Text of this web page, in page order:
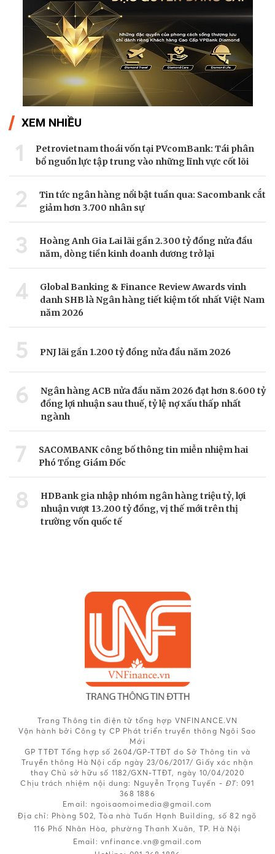
XEM NHIỀU
1
Petrovietnam thoái vốn tại PVcomBank: Tái phân
bổ nguồn lực tập trung vào những lĩnh vực cốt lõi
2
Tin tức ngân hàng nổi bật tuần qua: Sacombank cắt
giảm hơn 3.700 nhân sự
3
Hoàng Anh Gia Lai lãi gần 2.300 tỷ đồng nửa đầu
năm, dòng tiền kinh doanh dương trở lại
4
Global Banking & Finance Review Awards vinh
danh SHB là Ngân hàng tiết kiệm tốt nhất Việt Nam
năm 2026
5 PNJ lãi gần 1.200 tỷ đồng nửa đầu năm 2026
6
Ngân hàng ACB nửa đầu năm 2026 đạt hơn 8.600 tỷ
đồng lợi nhuận sau thuế, tỷ lệ nợ xấu thấp nhất
ngành
7
SACOMBANK công bố thông tin miễn nhiệm hai
Phó Tổng Giám Đốc
8
HDBank gia nhập nhóm ngân hàng triệu tỷ, lợi
nhuận vượt 13.200 tỷ đồng, vị thế mới trên thị
trường vốn quốc tế
Trang Thông tin điện tử tổng hợp VNFINANCE.VN
Vận hành bởi Công ty CP Phát triển truyền thông Ngôi Sao
Mới
GP TTĐT Tổng hợp số 2604/GP-TTĐT do Sở Thông tin và
Truyền thông Hà Nội cấp ngày 23/06/2017/ Giấy xác nhận
thay Chủ sở hữu số 1182/GXN-TTĐT, ngày 10/04/2020
Chịu trách nhiệm nội dung: Nguyễn Trọng Tuyến - ĐT: 091
368 1886
Email: ngoisaomoimedia@gmail.com
Địa chỉ: Phòng 502, Tòa nhà Tuấn Hạnh Building, số 82 ngõ
116 Phố Nhân Hòa, phường Thanh Xuân, TP. Hà Nội
Email: vnfinance.vn@gmail.com